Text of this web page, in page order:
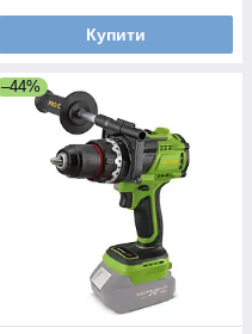
Купити
–44%